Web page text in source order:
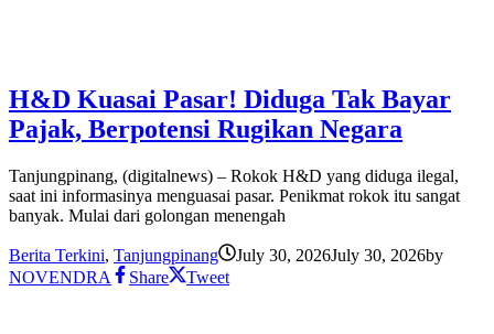
H&D Kuasai Pasar! Diduga Tak Bayar
Pajak, Berpotensi Rugikan Negara
Tanjungpinang, (digitalnews) – Rokok H&D yang diduga ilegal,
saat ini informasinya menguasai pasar. Penikmat rokok itu sangat
banyak. Mulai dari golongan menengah
Berita Terkini, Tanjungpinang July 30, 2026July 30, 2026by
NOVENDRA
Share Tweet